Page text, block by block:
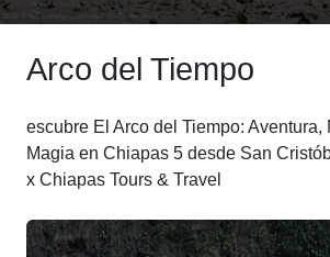
Arco del Tiempo
escubre El Arco del Tiempo: Aventura,
Magia en Chiapas 5 desde San
x Chiapas Tours & Travel